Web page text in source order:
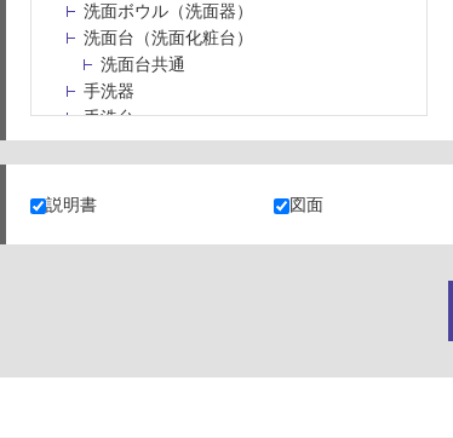
洗面ボウル（洗面器）
洗面台（洗面化粧台）
洗面台共通
手洗器
手洗台
水栓パン・スロップシンク
水栓金具・水栓（蛇口）・カラン
止水栓・排水金物
ミラー（鏡）
ランドリールーム
説明書 図面